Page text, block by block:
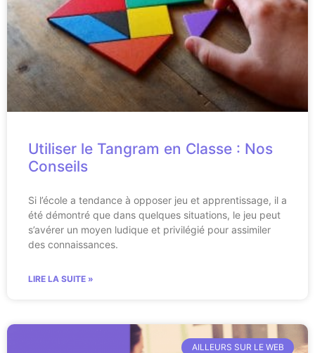
Utiliser le Tangram en Classe : Nos
Conseils
Si l’école a tendance à opposer jeu et apprentissage, il a
été démontré que dans quelques situations, le jeu peut
s’avérer un moyen ludique et privilégié pour assimiler
des connaissances.
LIRE LA SUITE »
AILLEURS SUR LE WEB